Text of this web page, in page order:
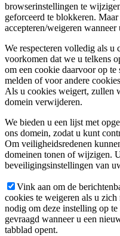
browserinstellingen te
geforceerd te blokkeren.
accepteren/weigeren
We respecteren volledig als
voorkomen dat we u telkens
om een cookie daarvoor op
melden of voor andere
Als u cookies weigert, zullen
domein verwijderen.
We bieden u een lijst met
ons domein, zodat u kunt
Om veiligheidsredenen
domeinen tonen of wijzigen.
beveiligingsinstellingen van
Vink aan om de
cookies te weigeren als u
nodig om deze instelling op
gevraagd wanneer u een
tabblad opent.